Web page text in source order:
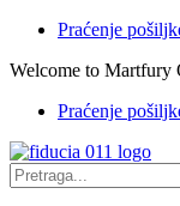
Praćenje
Welcome to Martfury
Praćenje